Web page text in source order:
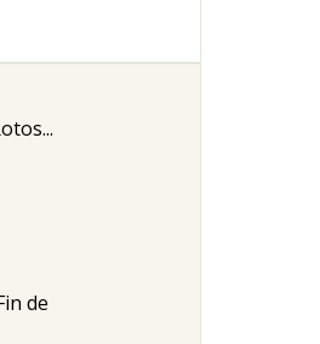
de